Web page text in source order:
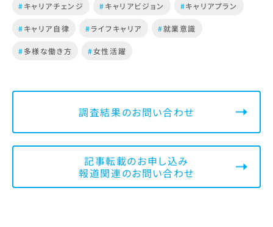
#キャリアチェンジ #キャリアビジョン #キャリアプラン
#キャリア自律 #ライフキャリア #就業意識
#多様な働き方 #女性活躍
調査結果のお問い合わせ
記事転載のお申し込み
報道関連のお問い合わせ